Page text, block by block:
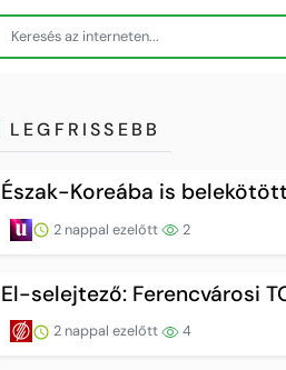
LEGFRISSEBB
Észak-Koreába is
2 nappal ezelőtt 2
El-selejtező: Ferencvárosi
2 nappal ezelőtt 4